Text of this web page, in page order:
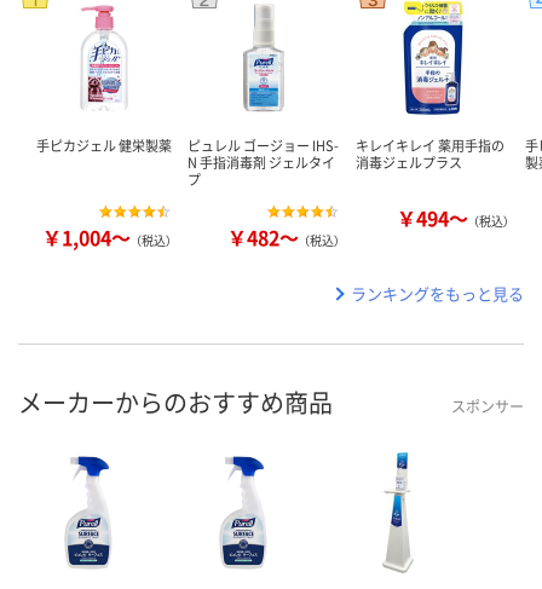
手ピカジェル 健栄製薬
￥1,004～ （税込）
ピュレル ゴージョー IHS-
N 手指消毒剤 ジェルタイ
プ
￥482～ （税込）
キレイキレイ 薬用手指の
消毒ジェルプラス
￥494～ （税込）
手
製
ランキングをもっと見る
メーカーからのおすすめ商品 スポンサー